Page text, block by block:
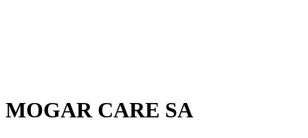
MOGAR CARE SA